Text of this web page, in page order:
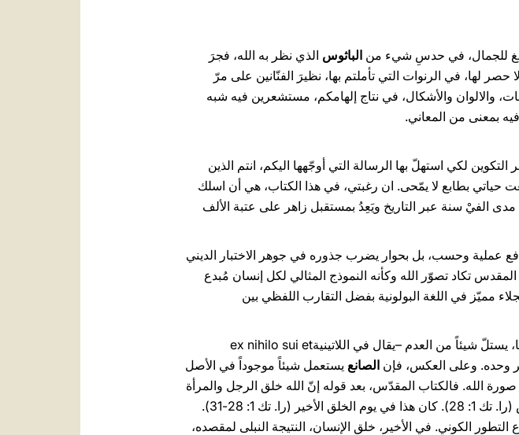
للجمال، في حدسِ شيء من الباثوس الذي نظر به الله، فجرَ
لها، في الرنوات التي تأملتم بها، نظيرَ الفنّانين على مرّ
والالوان والأشكال، في نتاج إلهامكم، مستشعرين فيه شبه
بمعنى من المعاني.
لكي استهلّ بها الرسالة التي أوجّهها اليكم، انتم الذين
حياتي بطابع لا يمّحى. ان رغبتي، في هذا الكتاب، هي أن اسلك
مدى الفيْ سنة عبر التاريخ ويَعِدُ بمستقبل زاهر على عتبة الألف
عملية وحسب، بل بحوار يضرب جذوره في جوهر الاختبار الديني
تكاد تصوّر الله وكأنه النموذج المثالي لكل إنسان مُبدع
مميّز في اللغة البولونية بفضل التقارب اللفظي بين
يمنح الكينونة ذاتها، يستلّ شيئاً من العدم –يقال في اللاتينيةex nihilo sui et
الصانع يستعمل شيئاً موجوداً في الأصل
الله. فالكتاب المقدّس، بعد قوله إنّ الله خلق الرجل والمرأة
«على صورته» (را. تك 1: 27)، يضيف أنه أوكل اليهما مهمة إخضاع الأرض (را. تك 1: 28). كان هذا في يوم الخلق الأخير (را. تك 1: 28-31).
الكوني. في الأخير، خلق الإنسان، النتيجة النبلى لمقصده،